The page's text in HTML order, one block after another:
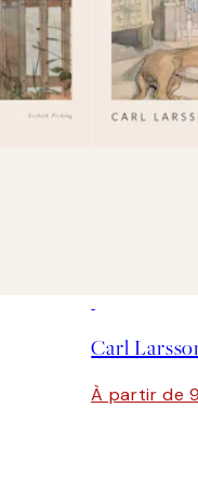
Carl
À partir de